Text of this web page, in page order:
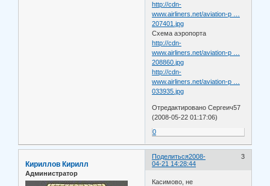
http://cdn-
www.airliners.net/aviation-p …
207401.jpg
Схема аэропорта
http://cdn-
www.airliners.net/aviation-p …
208860.jpg
http://cdn-
www.airliners.net/aviation-p …
033935.jpg
Отредактировано Сергеич57
(2008-05-22 01:17:06)
0
Поделиться 3
2008-
04-21 14:28:44
Кириллов Кирилл
Администратор
Касимово, не